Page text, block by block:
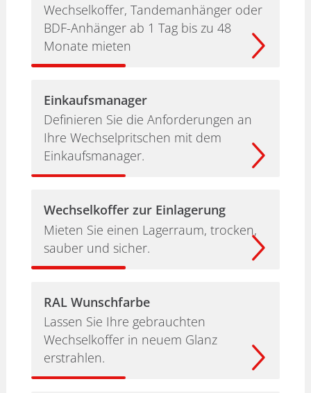
Wechselkoffer, Tandemanhänger oder
BDF-Anhänger ab 1 Tag bis zu 48
Monate mieten
Einkaufsmanager
Definieren Sie die Anforderungen an
Ihre Wechselpritschen mit dem
Einkaufsmanager.
Wechselkoffer zur Einlagerung
Mieten Sie einen Lagerraum, trocken,
sauber und sicher.
RAL Wunschfarbe
Lassen Sie Ihre gebrauchten
Wechselkoffer in neuem Glanz
erstrahlen.